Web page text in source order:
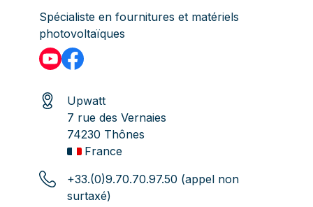
Spécialiste en fournitures et matériels
photovoltaïques
Upwatt
7 rue des Vernaies
74230 Thônes
France
+33.(0)9.70.70.97.50 (appel non
surtaxé)